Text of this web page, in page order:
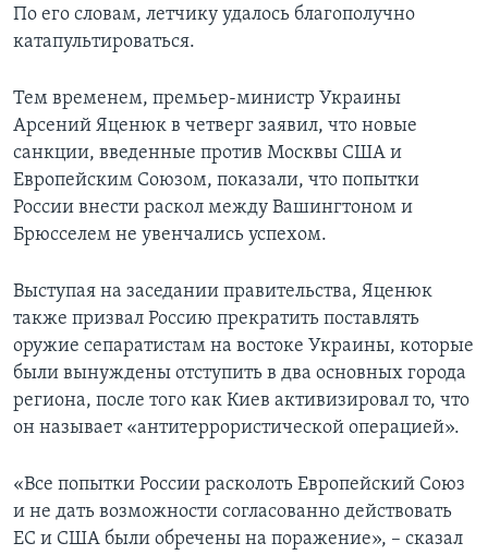
По его словам, летчику удалось благополучно
катапультироваться.
Тем временем, премьер-министр Украины
Арсений Яценюк в четверг заявил, что новые
санкции, введенные против Москвы США и
Европейским Союзом, показали, что попытки
России внести раскол между Вашингтоном и
Брюсселем не увенчались успехом.
Выступая на заседании правительства, Яценюк
также призвал Россию прекратить поставлять
оружие сепаратистам на востоке Украины, которые
были вынуждены отступить в два основных города
региона, после того как Киев активизировал то, что
он называет «антитеррористической операцией».
«Все попытки России расколоть Европейский Союз
и не дать возможности согласованно действовать
ЕС и США были обречены на поражение», – сказал